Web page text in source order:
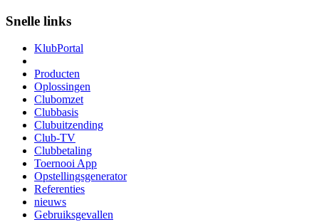
Snelle links
KlubPortal
Producten
Oplossingen
Clubomzet
Clubbasis
Clubuitzending
Club-TV
Clubbetaling
Toernooi App
Opstellingsgenerator
Referenties
nieuws
Gebruiksgevallen